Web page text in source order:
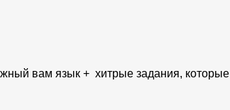
вам язык + хитрые задания, которые